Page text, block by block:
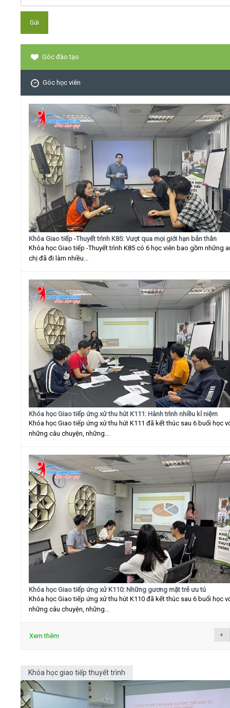
Góc đào tạo
Góc học viên
Khóa Giao tiếp -Thuyết trình K85: Vượt qua mọi giới hạn bản thân
Khóa học Giao tiếp -Thuyết trình K85 có 6 học viên bao gồm những
chị đã đi làm nhiều...
Khóa học Giao tiếp ứng xử thu hút K111: Hành trình nhiều kỉ niệm
Khóa học Giao tiếp ứng xử thu hút K111 đã kết thúc sau 6 buổi học
những câu chuyện, những...
Khóa học Giao tiếp ứng xử K110: Những gương mặt trẻ ưu tú
Khóa học Giao tiếp ứng xử thu hút K110 đã kết thúc sau 6 buổi học
những câu chuyện, những...
Xem thêm
Khóa học giao tiếp thuyết trình